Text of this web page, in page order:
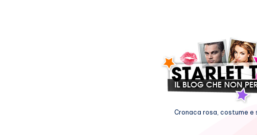
Cronaca rosa, costume e